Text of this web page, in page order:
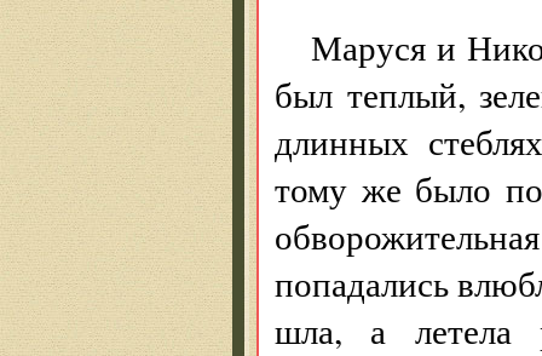
Маруся и
был теплый,
длинных
тому же было
попадались
шла, а летела